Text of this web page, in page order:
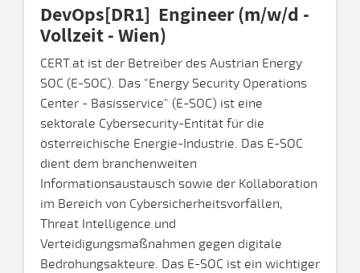
DevOps[DR1] Engineer (m/w/d -
Vollzeit - Wien)
CERT.at ist der Betreiber des Austrian Energy
SOC (E-SOC). Das "Energy Security Operations
Center - Basisservice" (E-SOC) ist eine
sektorale Cybersecurity-Entität für die
österreichische Energie-Industrie. Das E-SOC
dient dem branchenweiten
Informationsaustausch sowie der Kollaboration
im Bereich von Cybersicherheitsvorfällen,
Threat Intelligence und
Verteidigungsmaßnahmen gegen digitale
Bedrohungsakteure. Das E-SOC ist ein wichtiger